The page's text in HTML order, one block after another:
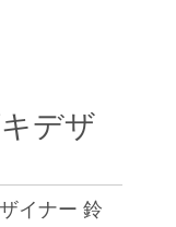
デザ
イナー 鈴